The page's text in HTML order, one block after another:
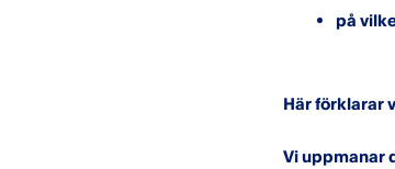
på
Här förklarar
Vi uppmanar